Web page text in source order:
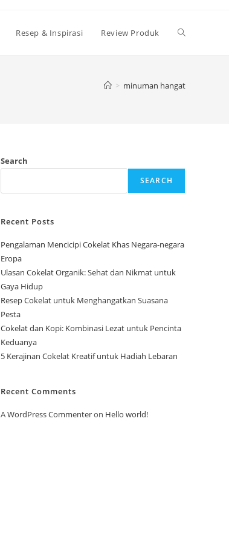
Resep & Inspirasi Review Produk Toggle
> minuman hangat
Search
SEARCH
Recent Posts
Pengalaman Mencicipi Cokelat Khas Negara-negara
Eropa
Ulasan Cokelat Organik: Sehat dan Nikmat untuk
Gaya Hidup
Resep Cokelat untuk Menghangatkan Suasana
Pesta
Cokelat dan Kopi: Kombinasi Lezat untuk Pencinta
Keduanya
5 Kerajinan Cokelat Kreatif untuk Hadiah Lebaran
Recent Comments
A WordPress Commenteron Hello world!